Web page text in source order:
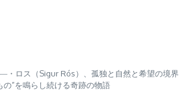
・ロス（Sigur Rós）、孤独と自然と希望の境界
の”を鳴らし続ける奇跡の物語